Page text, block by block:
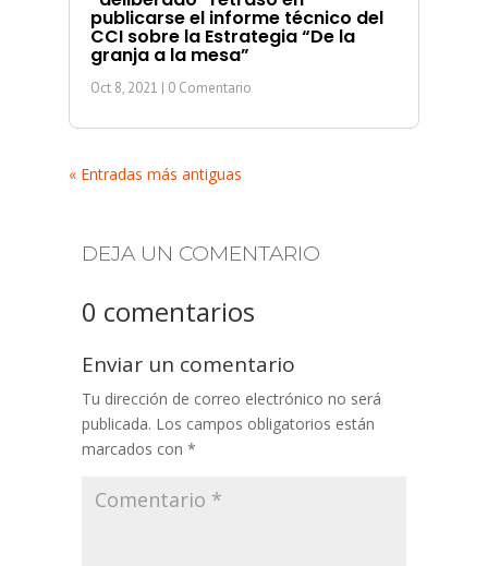
publicarse el informe técnico del
CCI sobre la Estrategia “De la
granja a la mesa”
Oct 8, 2021 | 0 Comentario
« Entradas más antiguas
DEJA UN COMENTARIO
0 comentarios
Enviar un comentario
Tu dirección de correo electrónico no será
publicada. Los campos obligatorios están
marcados con *